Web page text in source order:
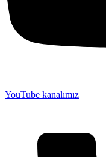
YouTube kanalımız